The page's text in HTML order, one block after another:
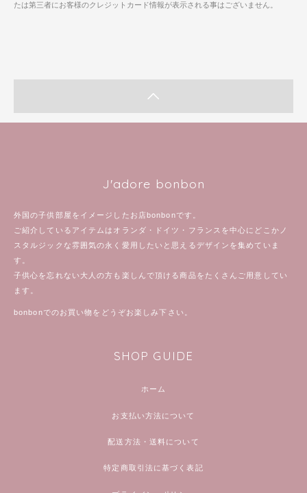
たは第三者にお客様のクレジットカード情報が表示される事はございません。
J'adore bonbon
外国の子供部屋をイメージしたお店bonbonです。
ご紹介しているアイテムはオランダ・ドイツ・フランスを中心にどこかノ
スタルジックな雰囲気の永く愛用したいと思えるデザインを集めていま
す。
子供心を忘れない大人の方も楽しんで頂ける商品をたくさんご用意してい
ます。
bonbonでのお買い物をどうぞお楽しみ下さい。
SHOP GUIDE
ホーム
お支払い方法について
配送方法・送料について
特定商取引法に基づく表記